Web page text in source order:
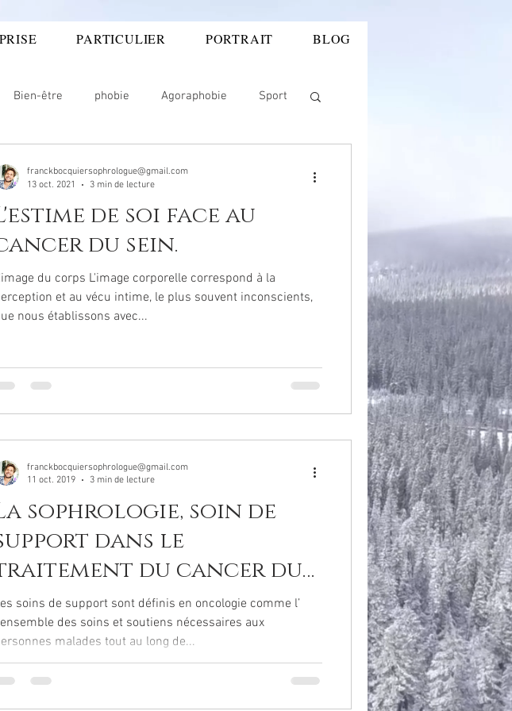
PARTICULIER PORTRAIT BLOG
Bien-être phobie Agoraphobie Sport
CONFIANCE Douleur
Image de soi Confiance en soi ADDICTIONS
de soi face au
du sein.
du corps L'image corporelle correspond à la
et au vécu intime, le plus souvent inconscients,
nous établissons avec...
franckbocquiersophrologue@gmail.com
13 oct. 2021
3 min de lecture
sophrologie, soin de
dans le
du cancer du
soins de support sont définis en oncologie comme l’
des soins et soutiens nécessaires aux
malades tout au long de...
franckbocquiersophrologue@gmail.com
11 oct. 2019
3 min de lecture